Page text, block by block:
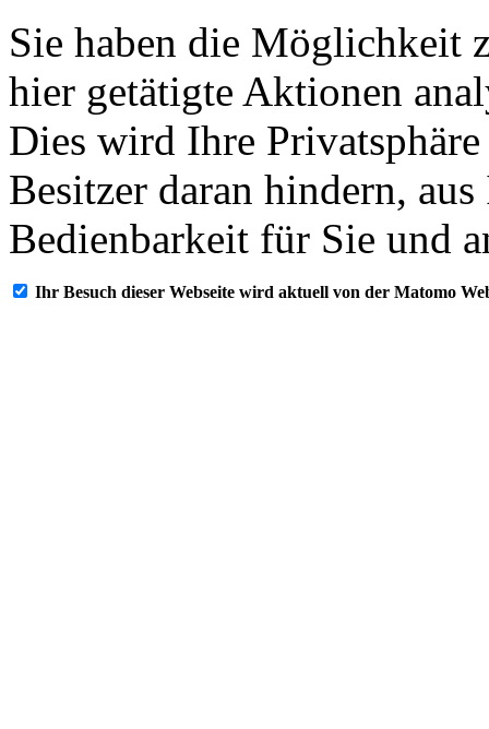
Sie haben die Möglichkeit
hier getätigte Aktionen
Dies wird Ihre
Besitzer daran hindern,
Bedienbarkeit für Sie und
Ihr Besuch dieser Webseite wird aktuell von der Matomo